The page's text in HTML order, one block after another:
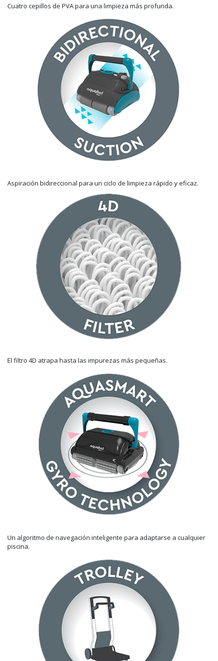
Cuatro cepillos de PVA para una limpieza más profunda.
Aspiración bidireccional para un ciclo de limpieza rápido y eficaz.
El filtro 4D atrapa hasta las impurezas más pequeñas.
Un algoritmo de navegación inteligente para adaptarse a cualquier
piscina.